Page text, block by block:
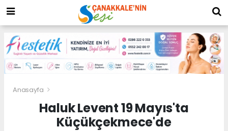
Anasayfa
Haluk Levent 19 Mayıs'ta
Küçükçekmece'de